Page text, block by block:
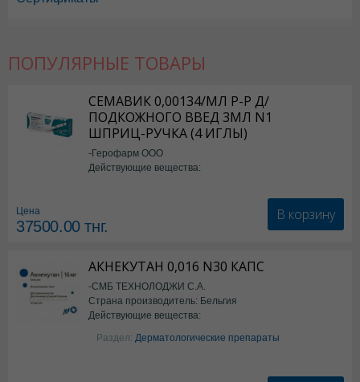
ПОПУЛЯРНЫЕ ТОВАРЫ
СЕМАВИК 0,00134/МЛ Р-Р Д/
ПОДКОЖНОГО ВВЕД 3МЛ N1
ШПРИЦ-РУЧКА (4 ИГЛЫ)
-Герофарм ООО
Действующие вещества:
Цена
37500.00тнг.
В корзину
АКНЕКУТАН 0,016 N30 КАПС
-СМБ ТЕХНОЛОДЖИ С.А.
Страна производитель: Бельгия
Действующие вещества:
Изотретиноин
Раздел: Дерматологические препараты